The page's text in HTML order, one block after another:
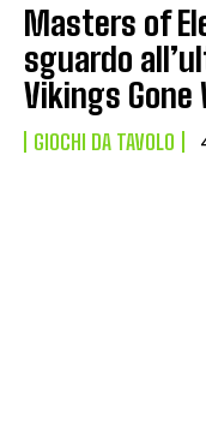
Masters of
sguardo
Vikings Gone
GIOCHI DA TAVOLO